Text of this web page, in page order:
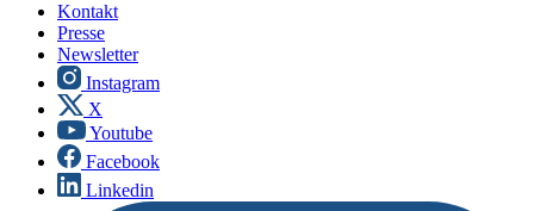
Kontakt
Presse
Newsletter
Instagram
X
Youtube
Facebook
Linkedin